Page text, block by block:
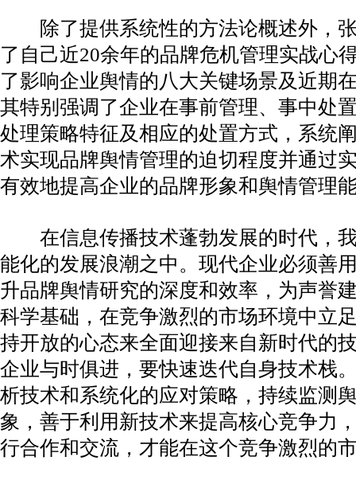
除了提供系统性的方法论概述外，张
了自己近20余年的品牌危机管理实战心
了影响企业舆情的八大关键场景及近期
其特别强调了企业在事前管理、事中处
处理策略特征及相应的处置方式，系统
术实现品牌舆情管理的迫切程度并通过
有效地提高企业的品牌形象和舆情管理
在信息传播技术蓬勃发展的时代，我
能化的发展浪潮之中。现代企业必须善
升品牌舆情研究的深度和效率，为声誉
科学基础，在竞争激烈的市场环境中立
持开放的心态来全面迎接来自新时代的
企业与时俱进，要快速迭代自身技术栈
析技术和系统化的应对策略，持续监测
象，善于利用新技术来提高核心竞争力
行合作和交流，才能在这个竞争激烈的